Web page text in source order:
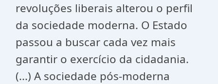
revoluções liberais alterou o perfil
da sociedade moderna. O Estado
passou a buscar cada vez mais
garantir o exercício da cidadania.
(...) A sociedade pós-moderna